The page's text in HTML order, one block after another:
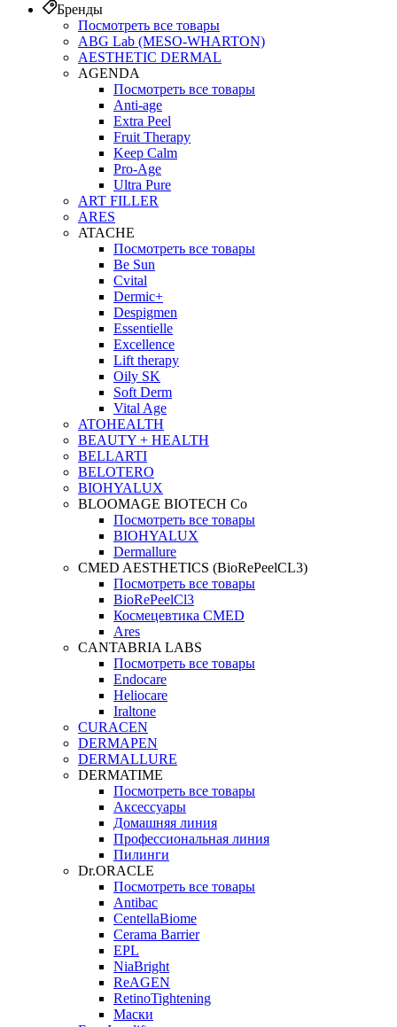
Бренды
Посмотреть все товары
ABG Lab (MESO-WHARTON)
AESTHETIC DERMAL
AGENDA
Посмотреть все товары
Anti-age
Extra Peel
Fruit Therapy
Keep Calm
Pro‑Age
Ultra Pure
ART FILLER
ARES
ATACHE
Посмотреть все товары
Be Sun
Cvital
Dermic+
Despigmen
Essentielle
Excellence
Lift therapy
Oily SK
Soft Derm
Vital Age
ATOHEALTH
BEAUTY + HEALTH
BELLARTI
BELOTERO
BIOHYALUX
BLOOMAGE BIOTECH Co
Посмотреть все товары
BIOHYALUX
Dermallure
CMED AESTHETICS (BioRePeelCL3)
Посмотреть все товары
BioRePeelCl3
Космецевтика CMED
Ares
CANTABRIA LABS
Посмотреть все товары
Endocare
Heliocare
Iraltone
CURACEN
DERMAPEN
DERMALLURE
DERMATIME
Посмотреть все товары
Аксессуары
Домашняя линия
Профессиональная линия
Пилинги
Dr.ORACLE
Посмотреть все товары
Antibac
CentellaBiome
Cerama Barrier
EPL
NiaBright
ReAGEN
RetinoTightening
Маски